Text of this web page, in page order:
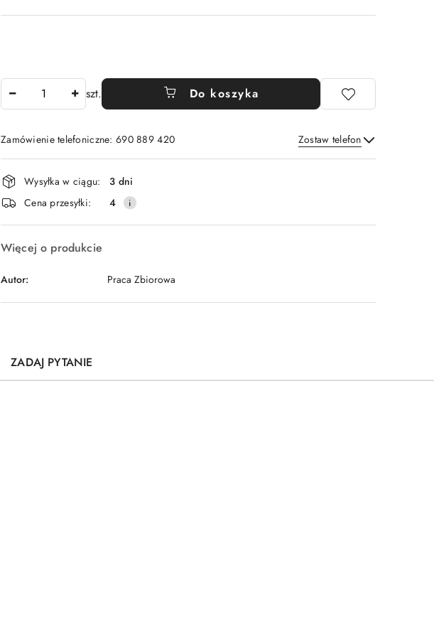
szt. Do koszyka
Zamówienie telefoniczne: 690 889 420 Zostaw telefon
Wyślij
Dostępność
i
dostawa
Wysyłka w ciągu:
3 dni
Cena przesyłki:
4
Więcej o produkcie
Autor: Praca Zbiorowa
ZADAJ PYTANIE